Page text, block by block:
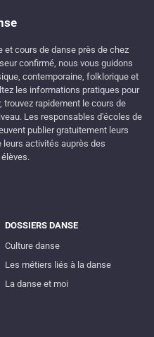
et cours de danse près de chez
confirmé, nous vous guidons
contemporaine, folklorique et
les informations pratiques pour
trouvez rapidement le cours de
Les responsables d'écoles de
publier gratuitement leurs
activités auprès des
DOSSIERS DANSE
Culture danse
Les métiers liés à la danse
La danse et moi